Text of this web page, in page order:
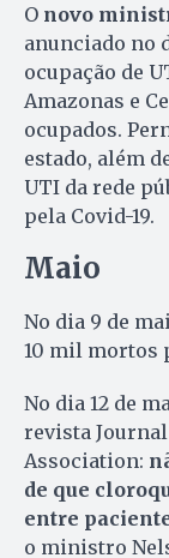
O novo
anunciado no
ocupação de
Amazonas e
ocupados.
estado, além
UTI da rede
pela Covid-19.
Maio
No dia 9 de
10 mil mortos
No dia 12 de
revista
Association:
de que
entre
o ministro